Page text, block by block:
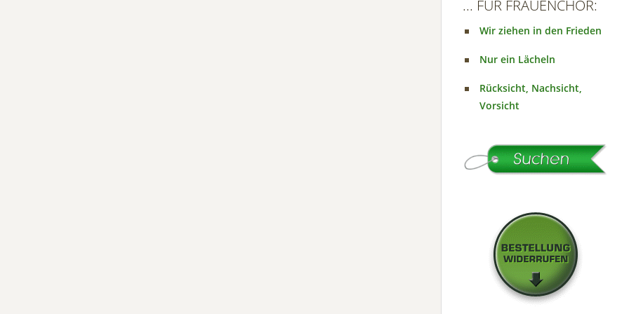
... FÜR FRAUENCHOR:
Wir ziehen in den Frieden
Nur ein Lächeln
Rücksicht, Nachsicht,
Vorsicht